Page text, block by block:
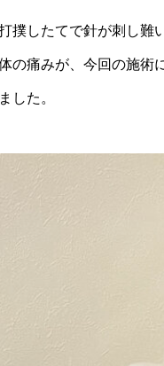
撲したてで針が刺し難
の痛みが、今回の施術
した。